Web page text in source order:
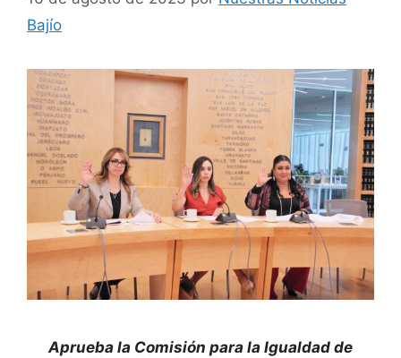
Bajío
Aprueba la Comisión para la Igualdad de